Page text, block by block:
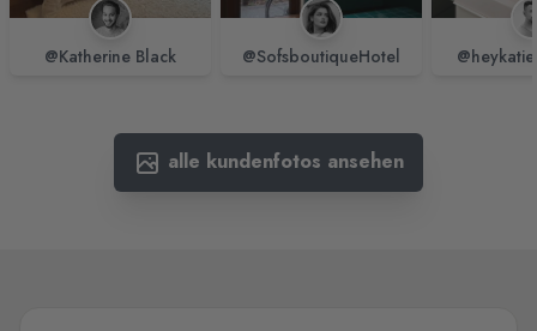
@Katherine Black @SofsboutiqueHotel
alle kundenfotos ansehen